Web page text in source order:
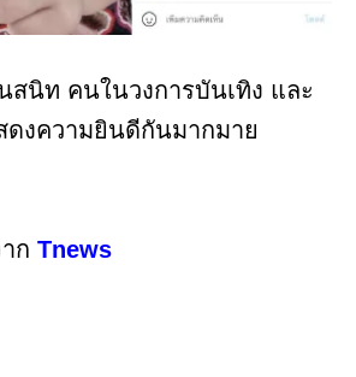
สนิท คนในวงการบันเทิง และ
งความยินดีกันมากมาย
ก Tnews